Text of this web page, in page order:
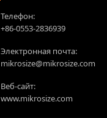
Телефон:
+86-0553-2836939
Электронная почта:
mikrosize@mikrosize.com
Веб-сайт:
www.mikrosize.com